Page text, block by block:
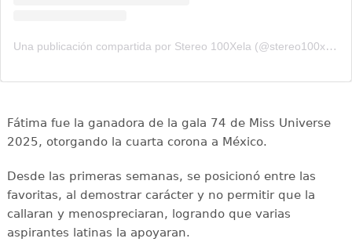
Una publicación compartida por Stereo 100Xela (@stereo100xela)
Fátima fue la ganadora de la gala 74 de Miss Universe
2025, otorgando la cuarta corona a México.
Desde las primeras semanas, se posicionó entre las
favoritas, al demostrar carácter y no permitir que la
callaran y menospreciaran, logrando que varias
aspirantes latinas la apoyaran.